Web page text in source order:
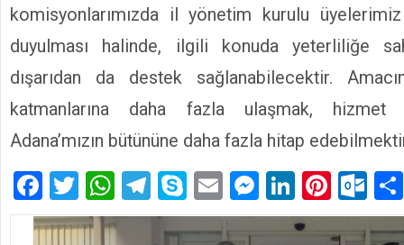
komisyonlarımızda il yönetim kurulu
duyulması halinde, ilgili konuda yeterliliğe
dışarıdan da destek sağlanabilecektir.
katmanlarına daha fazla ulaşmak, hizmet
Adana’mızın bütününe daha fazla hitap
Facebook
TwitterWhatsApp
Telegram
SkypeEmailMessenger
LinkedIn